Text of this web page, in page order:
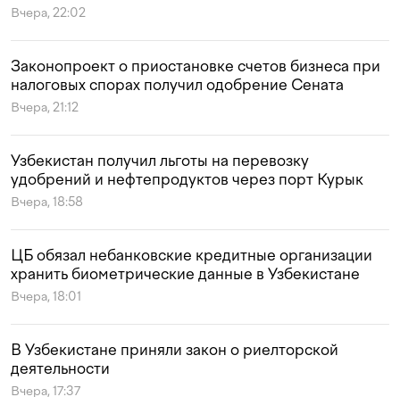
Вчера, 22:02
Законопроект о приостановке счетов бизнеса при
налоговых спорах получил одобрение Сената
Вчера, 21:12
Узбекистан получил льготы на перевозку
удобрений и нефтепродуктов через порт Курык
Вчера, 18:58
ЦБ обязал небанковские кредитные организации
хранить биометрические данные в Узбекистане
Вчера, 18:01
В Узбекистане приняли закон о риелторской
деятельности
Вчера, 17:37